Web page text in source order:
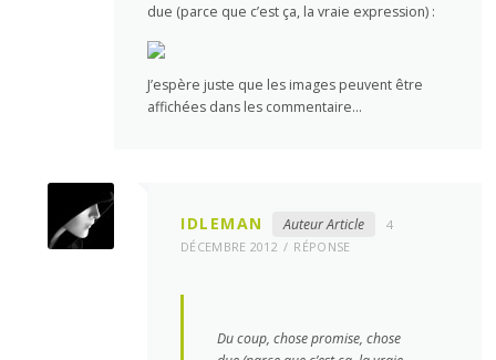
due (parce que c’est ça, la vraie expression) :
J’espère juste que les images peuvent être
affichées dans les commentaire…
IDLEMAN Auteur Article
4
DÉCEMBRE 2012
RÉPONSE
Du coup, chose promise, chose